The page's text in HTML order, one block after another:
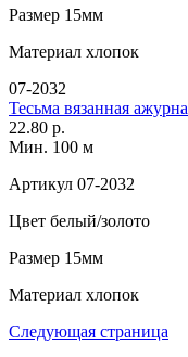
Размер 15мм
Материал хлопок
07-2032
Тесьма вязанная
22.80 р.
Мин. 100 м
Артикул 07-2032
Цвет белый/золото
Размер 15мм
Материал хлопок
Следующая страница